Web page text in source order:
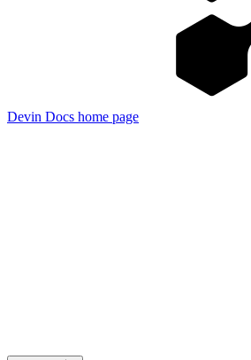
Devin Docs home page